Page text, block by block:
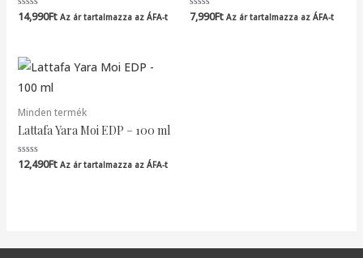
Értékelés:
14,990Ft Az ár tartalmazza az ÁFA-t
Értékelés:
7,990Ft Az ár tartalmazza az ÁFA-t
Minden termék
Lattafa Yara Moi EDP – 100 ml
Értékelés:
12,490Ft Az ár tartalmazza az ÁFA-t